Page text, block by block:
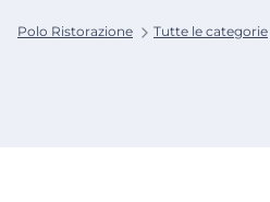
Polo Ristorazione Tutte le categorie